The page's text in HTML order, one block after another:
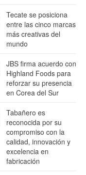
Tecate se posiciona
entre las cinco marcas
más creativas del
mundo
JBS firma acuerdo con
Highland Foods para
reforzar su presencia
en Corea del Sur
Tabañero es
reconocida por su
compromiso con la
calidad, innovación y
excelencia en
fabricación